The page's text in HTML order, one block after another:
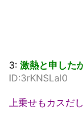
3: 激熱と申した
ID:3rKNSLal0
上乗せもカスだ